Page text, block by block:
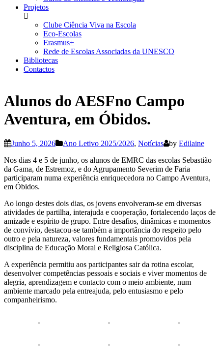
Projetos
Clube Ciência Viva na Escola
Eco-Escolas
Erasmus+
Rede de Escolas Associadas da UNESCO
Bibliotecas
Contactos
Alunos do AESFno Campo
Aventura, em Óbidos.
Junho 5, 2026 Ano Letivo 2025/2026, Notícias by Edilaine
Nos dias 4 e 5 de junho, os alunos de EMRC das escolas Sebastião
da Gama, de Estremoz, e do Agrupamento Severim de Faria
participaram numa experiência enriquecedora no Campo Aventura,
em Óbidos.
Ao longo destes dois dias, os jovens envolveram-se em diversas
atividades de partilha, interajuda e cooperação, fortalecendo laços de
amizade e espírito de grupo. Entre desafios, dinâmicas e momentos
de convívio, destacou-se também a importância do respeito pelo
outro e pela natureza, valores fundamentais promovidos pela
disciplina de Educação Moral e Religiosa Católica.
A experiência permitiu aos participantes sair da rotina escolar,
desenvolver competências pessoais e sociais e viver momentos de
alegria, aprendizagem e contacto com o meio ambiente, num
ambiente marcado pela entreajuda, pelo entusiasmo e pelo
companheirismo.